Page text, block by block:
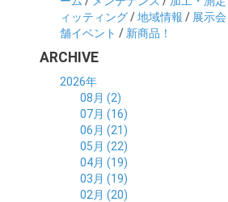
ィッティング/地域情報 / 展示会
舗イベント / 新商品！
ARCHIVE
2026年
08月 (2)
07月 (16)
06月 (21)
05月 (22)
04月 (19)
03月 (19)
02月 (20)